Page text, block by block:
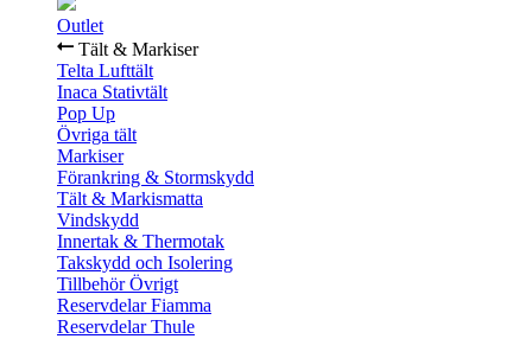
Outlet
Tält & Markiser
Telta Lufttält
Inaca Stativtält
Pop Up
Övriga tält
Markiser
Förankring & Stormskydd
Tält & Markismatta
Vindskydd
Innertak & Thermotak
Takskydd och Isolering
Tillbehör Övrigt
Reservdelar Fiamma
Reservdelar Thule